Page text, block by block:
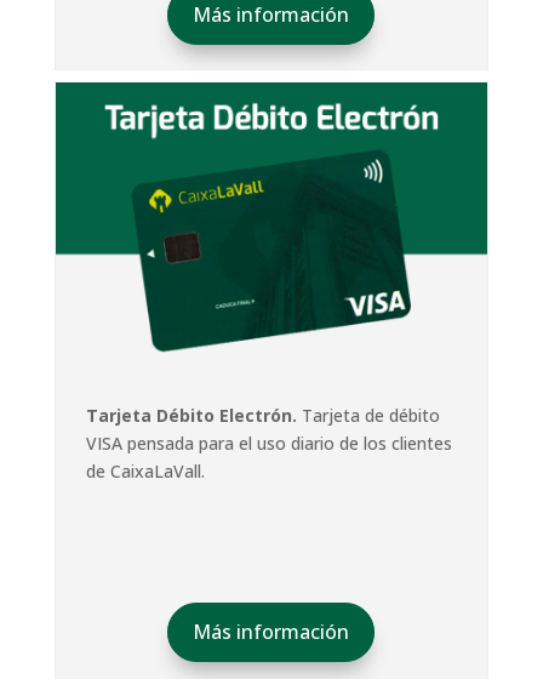
Más información
Tarjeta Débito Electrón. Tarjeta de débito
VISA pensada para el uso diario de los clientes
de CaixaLaVall.
Más información